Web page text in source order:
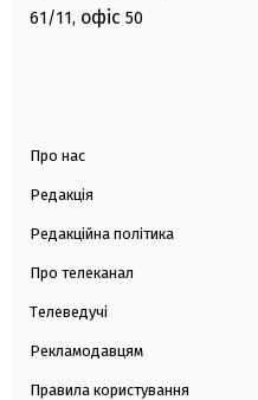
61/11, офіс 50
Про нас
Редакція
Редакційна політика
Про телеканал
Телеведучі
Рекламодавцям
Правила користування